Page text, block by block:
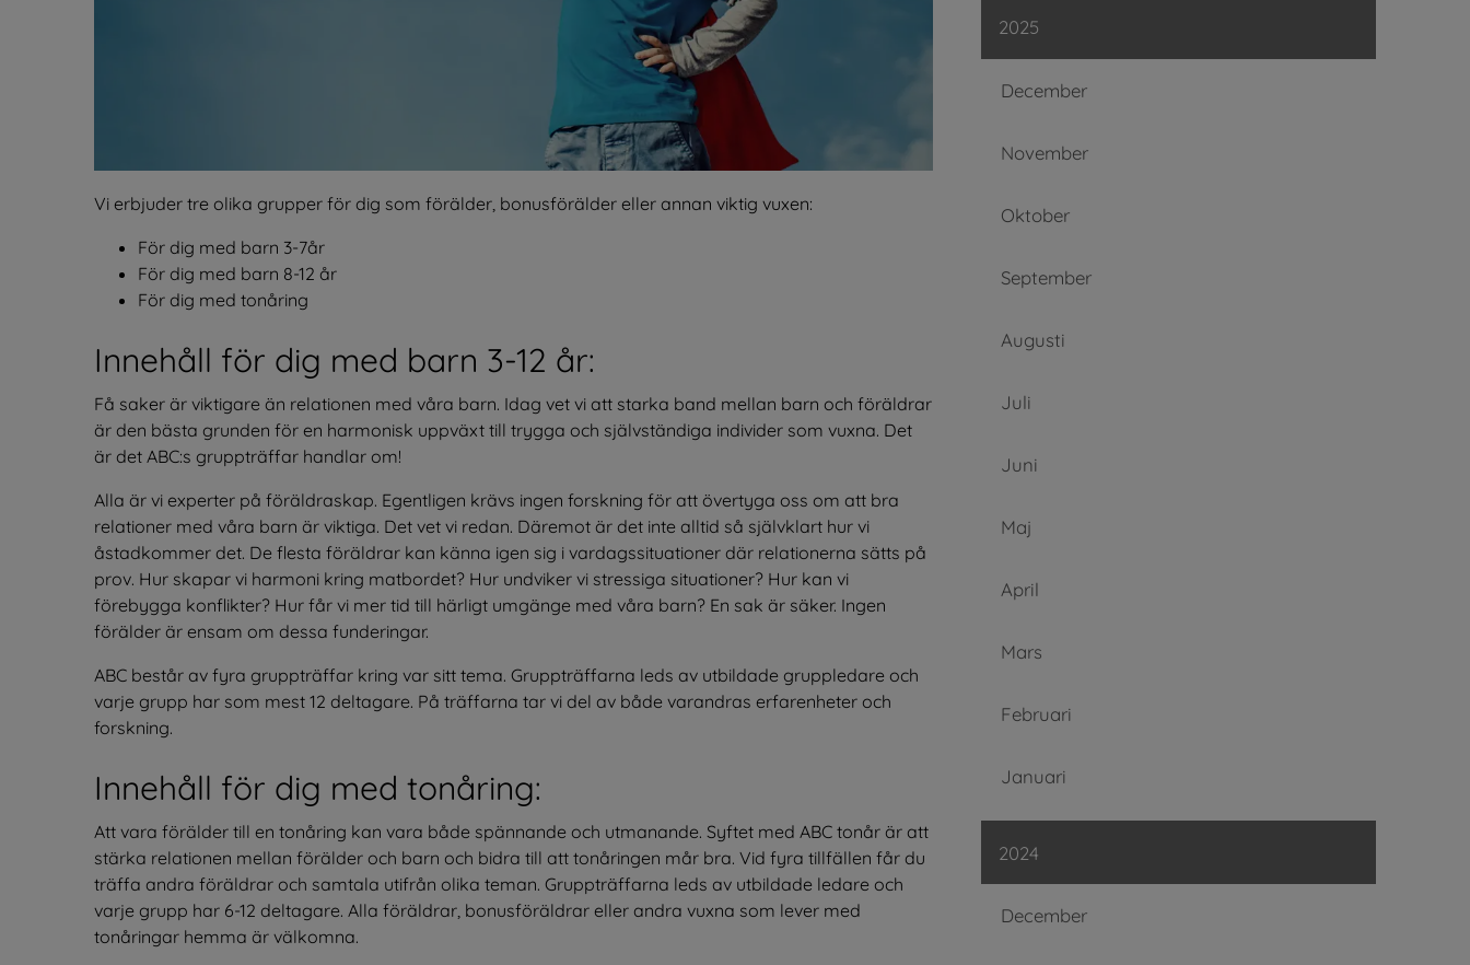
Vi erbjuder tre olika grupper för dig som förälder, bonusförälder eller annan viktig vuxen:
För dig med barn 3-7år
För dig med barn 8-12 år
För dig med tonåring
Innehåll för dig med barn 3-12 år:
Få saker är viktigare än relationen med våra barn. Idag vet vi att starka band mellan barn och föräldrar
är den bästa grunden för en harmonisk uppväxt till trygga och självständiga individer som vuxna. Det
är det ABC:s gruppträffar handlar om!
Alla är vi experter på föräldraskap. Egentligen krävs ingen forskning för att övertyga oss om att bra
relationer med våra barn är viktiga. Det vet vi redan. Däremot är det inte alltid så självklart hur vi
åstadkommer det. De flesta föräldrar kan känna igen sig i vardagssituationer där relationerna sätts på
prov. Hur skapar vi harmoni kring matbordet? Hur undviker vi stressiga situationer? Hur kan vi
förebygga konflikter? Hur får vi mer tid till härligt umgänge med våra barn? En sak är säker. Ingen
förälder är ensam om dessa funderingar.
ABC består av fyra gruppträffar kring var sitt tema. Gruppträffarna leds av utbildade gruppledare och
varje grupp har som mest 12 deltagare. På träffarna tar vi del av både varandras erfarenheter och
forskning.
Innehåll för dig med tonåring:
Att vara förälder till en tonåring kan vara både spännande och utmanande. Syftet med ABC tonår är att
stärka relationen mellan förälder och barn och bidra till att tonåringen mår bra. Vid fyra tillfällen får du
träffa andra föräldrar och samtala utifrån olika teman. Gruppträffarna leds av utbildade ledare och
varje grupp har 6-12 deltagare. Alla föräldrar, bonusföräldrar eller andra vuxna som lever med
tonåringar hemma är välkomna.
2025
December
November
Oktober
September
Augusti
Juli
Juni
Maj
April
Mars
Februari
Januari
2024
December